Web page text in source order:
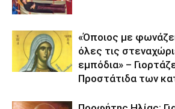
«Όποιος με
όλες τις
εμπόδια» –
Προστάτιδα των